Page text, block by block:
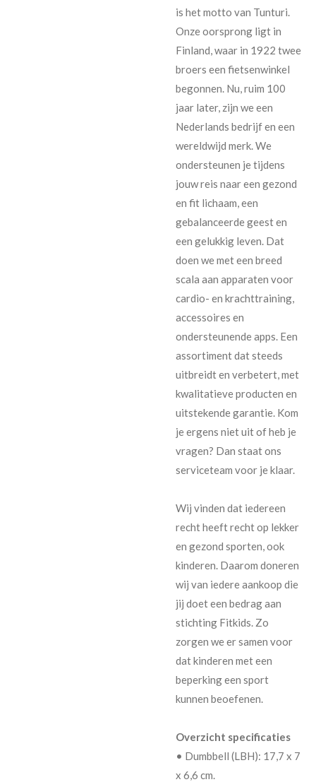
is het motto van Tunturi.
Onze oorsprong ligt in
Finland, waar in 1922 twee
broers een fietsenwinkel
begonnen. Nu, ruim 100
jaar later, zijn we een
Nederlands bedrijf en een
wereldwijd merk. We
ondersteunen je tijdens
jouw reis naar een gezond
en fit lichaam, een
gebalanceerde geest en
een gelukkig leven. Dat
doen we met een breed
scala aan apparaten voor
cardio- en krachttraining,
accessoires en
ondersteunende apps. Een
assortiment dat steeds
uitbreidt en verbetert, met
kwalitatieve producten en
uitstekende garantie. Kom
je ergens niet uit of heb je
vragen? Dan staat ons
serviceteam voor je klaar.
Wij vinden dat iedereen
recht heeft recht op lekker
en gezond sporten, ook
kinderen. Daarom doneren
wij van iedere aankoop die
jij doet een bedrag aan
stichting Fitkids. Zo
zorgen we er samen voor
dat kinderen met een
beperking een sport
kunnen beoefenen.
Overzicht specificaties
• Dumbbell (LBH): 17,7 x 7
x 6,6 cm.